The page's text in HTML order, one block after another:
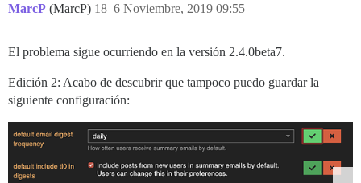
MarcP (MarcP) 6 Noviembre, 2019 09:55
18
El problema sigue ocurriendo en la versión 2.4.0beta7.
Edición 2: Acabo de descubrir que tampoco puedo guardar la
siguiente configuración: